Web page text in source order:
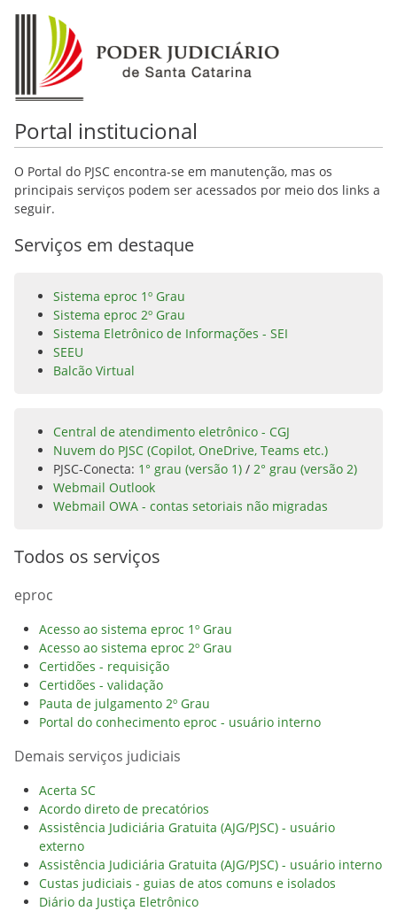
Portal institucional
O Portal do PJSC encontra-se em manutenção, mas os
principais serviços podem ser acessados por meio dos links a
seguir.
Serviços em destaque
Sistema eproc 1º Grau
Sistema eproc 2º Grau
Sistema Eletrônico de Informações - SEI
SEEU
Balcão Virtual
Central de atendimento eletrônico - CGJ
Nuvem do PJSC (Copilot, OneDrive, Teams etc.)
PJSC-Conecta: 1° grau (versão 1) / 2° grau (versão 2)
Webmail Outlook
Webmail OWA - contas setoriais não migradas
Todos os serviços
eproc
Acesso ao sistema eproc 1º Grau
Acesso ao sistema eproc 2º Grau
Certidões - requisição
Certidões - validação
Pauta de julgamento 2º Grau
Portal do conhecimento eproc - usuário interno
Demais serviços judiciais
Acerta SC
Acordo direto de precatórios
Assistência Judiciária Gratuita (AJG/PJSC) - usuário
externo
Assistência Judiciária Gratuita (AJG/PJSC) - usuário interno
Custas judiciais - guias de atos comuns e isolados
Diário da Justiça Eletrônico